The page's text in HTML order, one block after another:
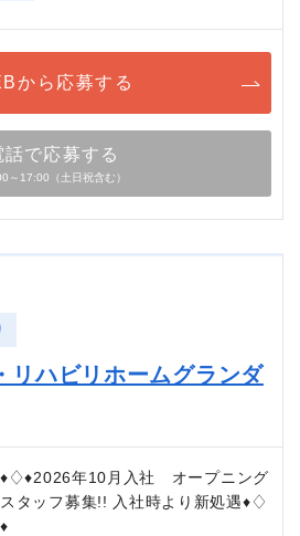
から応募する
話で応募する
～17:00（土日祝含む）
リハビリホームグランダ
♦♢♦2026年10月入社 オープニング
スタッフ募集!! 入社時より新処遇♦♢
♦